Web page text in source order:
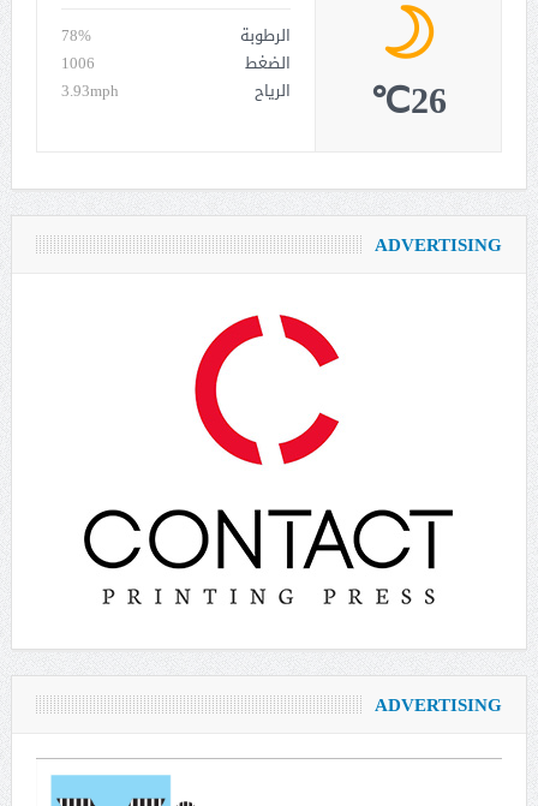
الرطوبة
78%
الضغط
1006
الرياح
3.93mph 26℃
ADVERTISING
ADVERTISING